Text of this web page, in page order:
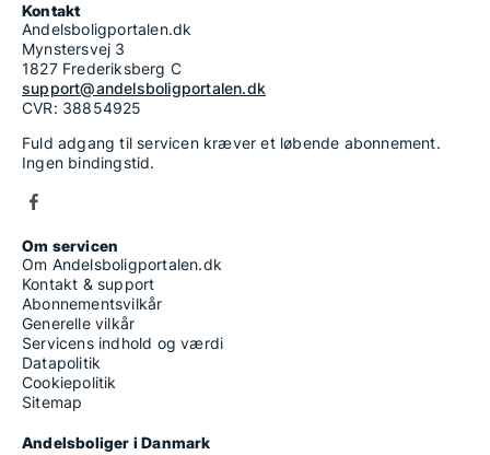
Kontakt
Andelsboligportalen.dk
Mynstersvej 3
1827 Frederiksberg C
support@andelsboligportalen.dk
CVR: 38854925
Fuld adgang til servicen kræver et løbende abonnement.
Ingen bindingstid.
Om servicen
Om Andelsboligportalen.dk
Kontakt & support
Abonnementsvilkår
Generelle vilkår
Servicens indhold og værdi
Datapolitik
Cookiepolitik
Sitemap
Andelsboliger i Danmark